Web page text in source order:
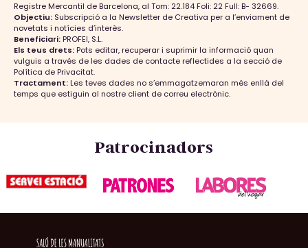
Registre Mercantil de Barcelona, al Tom: 22.184 Foli: 22 Full: B- 32669.
Objectiu: Subscripció a la Newsletter de Creativa per a l’enviament de
novetats i notícies d’interès.
Beneficiari: PROFEI, S.L.
Els teus drets: Pots editar, recuperar i suprimir la informació quan
vulguis a través de les dades de contacte reflectides a la secció de
Política de Privacitat.
Tractament: Les teves dades no s’emmagatzemaran més enllà del
temps que estiguin al nostre client de correu electrònic.
Patrocinadors